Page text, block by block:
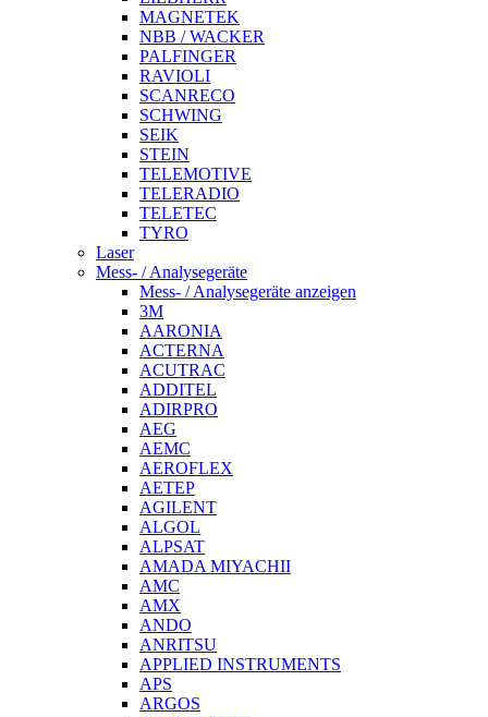
MAGNETEK
NBB / WACKER
PALFINGER
RAVIOLI
SCANRECO
SCHWING
SEIK
STEIN
TELEMOTIVE
TELERADIO
TELETEC
TYRO
Laser
Mess- / Analysegeräte
Mess- / Analysegeräte anzeigen
3M
AARONIA
ACTERNA
ACUTRAC
ADDITEL
ADIRPRO
AEG
AEMC
AEROFLEX
AETEP
AGILENT
ALGOL
ALPSAT
AMADA MIYACHII
AMC
AMX
ANDO
ANRITSU
APPLIED INSTRUMENTS
APS
ARGOS